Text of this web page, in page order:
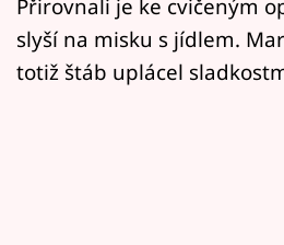
Přirovnali je ke cvičeným
slyší na misku s jídlem.
totiž štáb uplácel